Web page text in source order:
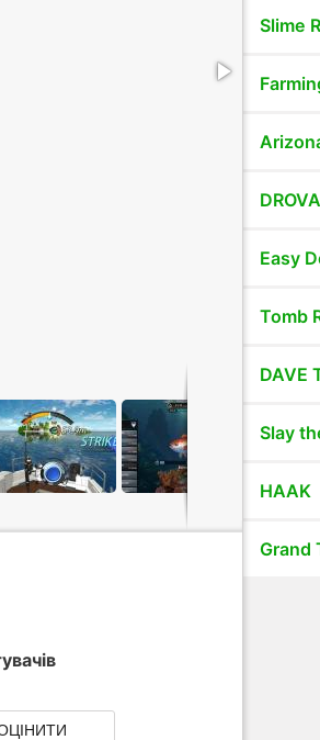
Slime
Easy
Tomb
DAVE
Slay
HAAK